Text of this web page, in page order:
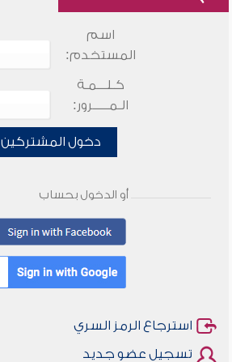
اسم
المستخدم:
كـلـــمـة
الـمـــــرور:
دخول المشتركين
أو الدخول بحساب
استرجاع الرمز السري
تسجيل عضو جديد